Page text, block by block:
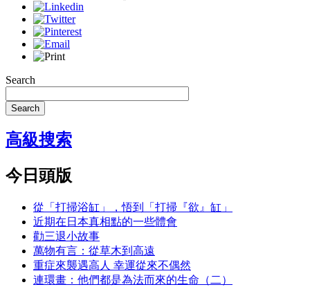
Search
Search
高級搜索
今日頭版
從「打掃浴缸」，悟到「打掃『欲』缸」
近期在日本真相點的一些體會
勸三退小故事
萬物有言：從草木到高遠
重症來襲遇高人 幸運從來不偶然
連環畫：他們都是為法而來的生命（二）